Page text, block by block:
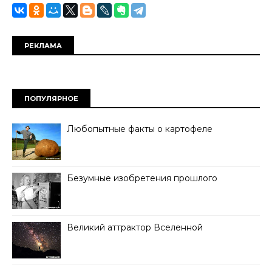
РЕКЛАМА
ПОПУЛЯРНОЕ
Любопытные факты о картофеле
Безумные изобретения прошлого
Великий аттрактор Вселенной